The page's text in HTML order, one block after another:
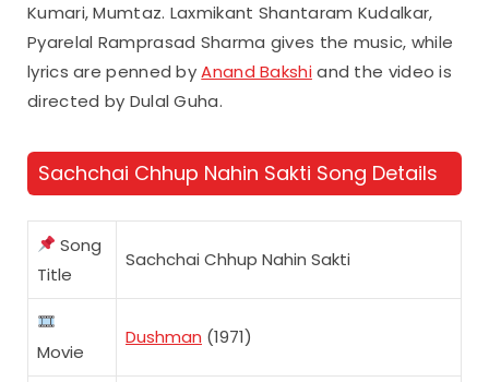
Kumari, Mumtaz. Laxmikant Shantaram Kudalkar,
Pyarelal Ramprasad Sharma gives the music, while
lyrics are penned byAnand Bakshiand the video is
directed by Dulal Guha.
Sachchai Chhup Nahin Sakti Song Details
Song
Title
Sachchai Chhup Nahin Sakti
Movie
Dushman (1971)